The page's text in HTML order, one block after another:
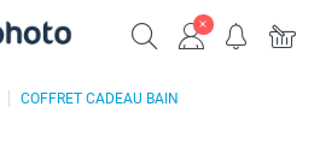
COFFRET CADEAU BAIN